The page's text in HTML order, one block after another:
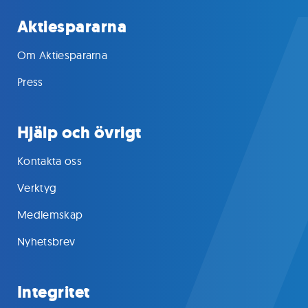
Aktiespararna
Om Aktiespararna
Press
Hjälp och övrigt
Kontakta oss
Verktyg
Medlemskap
Nyhetsbrev
Integritet